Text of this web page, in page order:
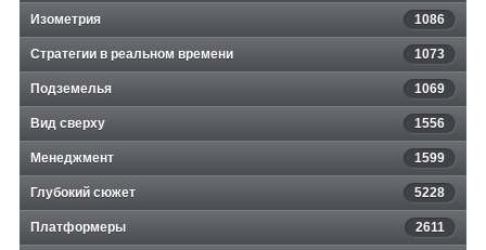
Изометрия 1086
Стратегии в реальном времени 1073
Подземелья 1069
Вид сверху 1556
Менеджмент 1599
Глубокий сюжет 5228
Платформеры 2611